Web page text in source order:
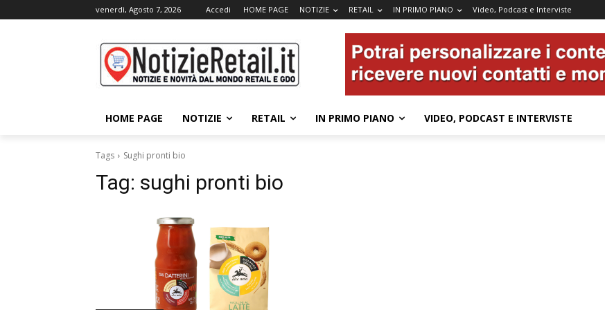
venerdì, Agosto 7, 2026 Accedi HOME PAGE NOTIZIE RETAIL IN PRIMO PIANO Video, Podcast e Interviste
HOME PAGE NOTIZIE RETAIL IN PRIMO PIANO VIDEO, PODCAST E INTERVISTE
Tags Sughi pronti bio
Tag: sughi pronti bio